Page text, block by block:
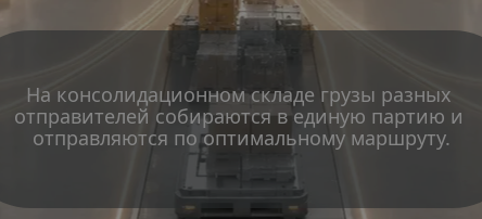
На консолидационном складе грузы разных
отправителей собираются в единую партию и
отправляются по оптимальному маршруту.